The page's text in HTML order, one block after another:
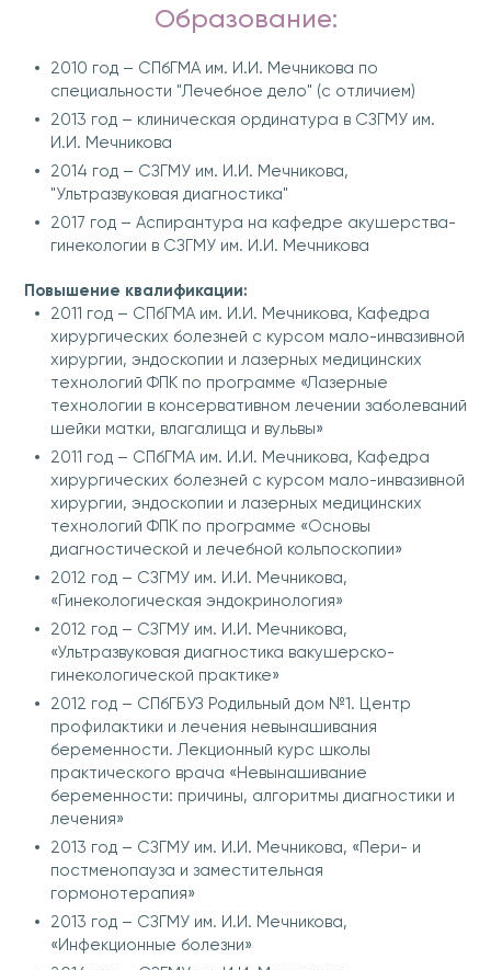
Образование:
2010 год – СПбГМА им. И.И. Мечникова по
специальности "Лечебное дело" (с отличием)
2013 год – клиническая ординатура в СЗГМУ им.
И.И. Мечникова
2014 год – СЗГМУ им. И.И. Мечникова,
"Ультразвуковая диагностика"
2017 год – Аспирантура на кафедре акушерства-
гинекологии в СЗГМУ им. И.И. Мечникова
Повышение квалификации:
2011 год – СПбГМА им. И.И. Мечникова, Кафедра
хирургических болезней с курсом мало-инвазивной
хирургии, эндоскопии и лазерных медицинских
технологий ФПК по программе «Лазерные
технологии в консервативном лечении заболеваний
шейки матки, влагалища и вульвы»
2011 год – СПбГМА им. И.И. Мечникова, Кафедра
хирургических болезней с курсом мало-инвазивной
хирургии, эндоскопии и лазерных медицинских
технологий ФПК по программе «Основы
диагностической и лечебной кольпоскопии»
2012 год – СЗГМУ им. И.И. Мечникова,
«Гинекологическая эндокринология»
2012 год – СЗГМУ им. И.И. Мечникова,
«Ультразвуковая диагностика вакушерско-
гинекологической практике»
2012 год – СПбГБУЗ Родильный дом №1. Центр
профилактики и лечения невынашивания
беременности. Лекционный курс школы
практического врача «Невынашивание
беременности: причины, алгоритмы диагностики и
лечения»
2013 год – СЗГМУ им. И.И. Мечникова, «Пери- и
постменопауза и заместительная
гормонотерапия»
2013 год – СЗГМУ им. И.И. Мечникова,
«Инфекционные болезни»